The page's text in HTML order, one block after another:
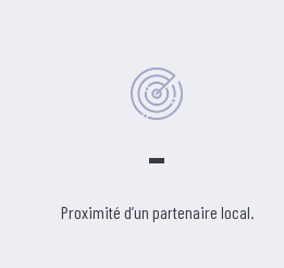
Proximité d’un partenaire local.